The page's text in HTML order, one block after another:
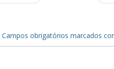
Campos obrigatórios marcados